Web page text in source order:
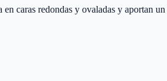
caras redondas y ovaladas y aportan